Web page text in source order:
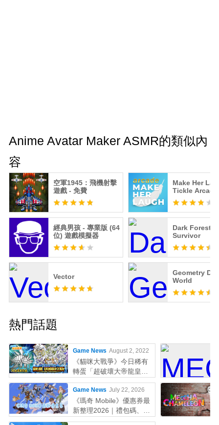
Anime Avatar Maker ASMR的類似內
容
空軍1945：飛機射擊
遊戲 - 免費
Make Her
Tickle Arcade
經典男孩 - 專業版 (64
位) 遊戲模擬器
Dark Forest
Survivor
Vector
Geometry
World
熱門話題
Game News August 2, 2022
《貓咪大戰爭》今日稀有
轉蛋「超破壞大帝龍皇因
佩拉斯」系列新角色登場
Game News July 22, 2026
《瑪奇 Mobile》優惠券最
新整理2026｜禮包碼、序
號輸入教學一次看